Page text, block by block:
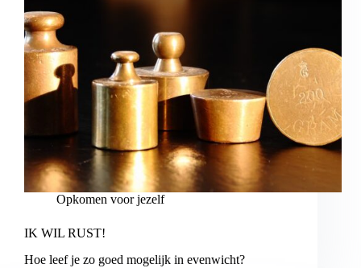
Opkomen voor jezelf
IK WIL RUST!
Hoe leef je zo goed mogelijk in evenwicht?